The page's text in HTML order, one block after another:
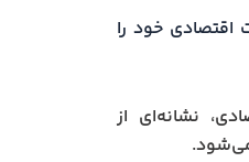
اقتصادی خود را
نشانه‌ای از